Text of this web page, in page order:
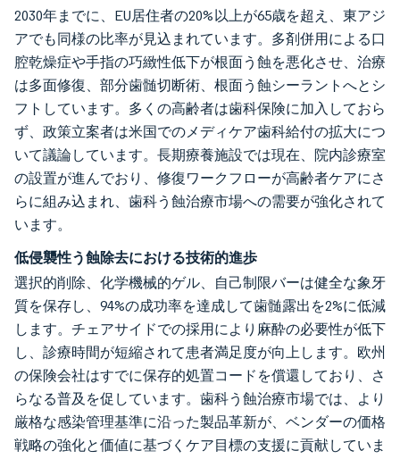
2030年までに、EU居住者の20%以上が65歳を超え、東アジ
アでも同様の比率が見込まれています。多剤併用による口
腔乾燥症や手指の巧緻性低下が根面う蝕を悪化させ、治療
は多面修復、部分歯髄切断術、根面う蝕シーラントへとシ
フトしています。多くの高齢者は歯科保険に加入しておら
ず、政策立案者は米国でのメディケア歯科給付の拡大につ
いて議論しています。長期療養施設では現在、院内診療室
の設置が進んでおり、修復ワークフローが高齢者ケアにさ
らに組み込まれ、歯科う蝕治療市場への需要が強化されて
います。
低侵襲性う蝕除去における技術的進歩
選択的削除、化学機械的ゲル、自己制限バーは健全な象牙
質を保存し、94%の成功率を達成して歯髄露出を2%に低減
します。チェアサイドでの採用により麻酔の必要性が低下
し、診療時間が短縮されて患者満足度が向上します。欧州
の保険会社はすでに保存的処置コードを償還しており、さ
らなる普及を促しています。歯科う蝕治療市場では、より
厳格な感染管理基準に沿った製品革新が、ベンダーの価格
戦略の強化と価値に基づくケア目標の支援に貢献していま